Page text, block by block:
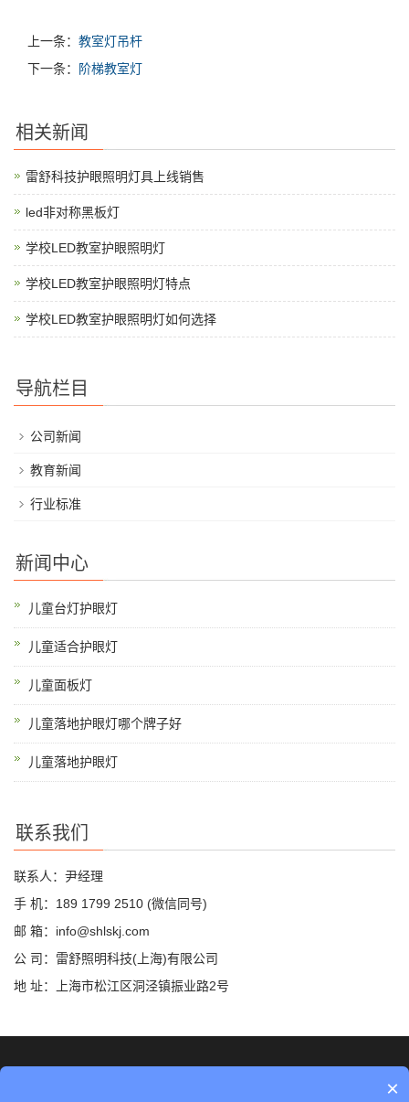
上一条： 教室灯吊杆
下一条：
阶梯教室灯
相关新闻
雷舒科技护眼照明灯具上线销售
led非对称黑板灯
学校LED教室护眼照明灯
学校LED教室护眼照明灯特点
学校LED教室护眼照明灯如何选择
导航栏目
公司新闻
教育新闻
行业标准
新闻中心
儿童台灯护眼灯
儿童适合护眼灯
儿童面板灯
儿童落地护眼灯哪个牌子好
儿童落地护眼灯
联系我们
联系人：尹经理
手 机：189 1799 2510 (微信同号)
邮 箱：info@shlskj.com
公 司：雷舒照明科技(上海)有限公司
地 址：上海市松江区洞泾镇振业路2号
×